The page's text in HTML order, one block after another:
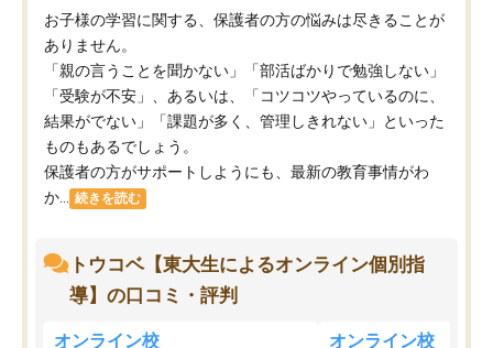
お子様の学習に関する、保護者の方の悩みは尽きることが
ありません。
「親の言うことを聞かない」「部活ばかりで勉強しない」
「受験が不安」、あるいは、「コツコツやっているのに、
結果がでない」「課題が多く、管理しきれない」といった
ものもあるでしょう。
保護者の方がサポートしようにも、最新の教育事情がわ
か...
続きを読む
トウコベ【東大生によるオンライン個別指
導】の口コミ・評判
オンライン校 オンライン校